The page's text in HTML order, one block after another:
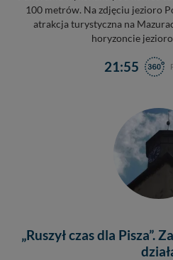
100 metrów. Na zdjęciu jezioro
atrakcja turystyczna na
horyzoncie
21:55
„Ruszył czas dla Pisza”.